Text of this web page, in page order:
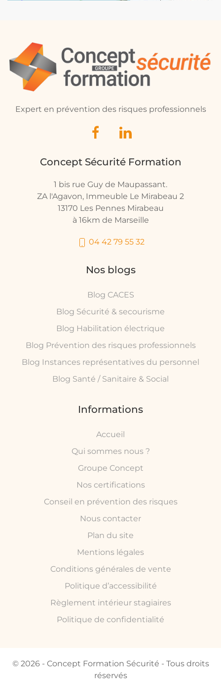
Expert en prévention des risques professionnels
Concept Sécurité Formation
1 bis rue Guy de Maupassant.
ZA l'Agavon, Immeuble Le Mirabeau 2
13170 Les Pennes Mirabeau
à 16km de Marseille
04 42 79 55 32
Nos blogs
Blog CACES
Blog Sécurité & secourisme
Blog Habilitation électrique
Blog Prévention des risques professionnels
Blog Instances représentatives du personnel
Blog Santé / Sanitaire & Social
Informations
Accueil
Qui sommes nous ?
Groupe Concept
Nos certifications
Conseil en prévention des risques
Nous contacter
Plan du site
Mentions légales
Conditions générales de vente
Politique d’accessibilité
Règlement intérieur stagiaires
Politique de confidentialité
© 2026 - Concept Formation Sécurité - Tous droits
réservés